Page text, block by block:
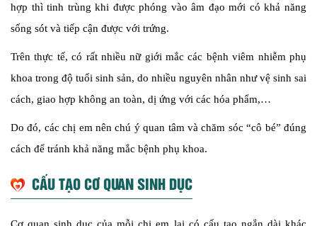
hợp thì tinh trùng khi được phóng vào âm đạo mới có khả năng
sống sót và tiếp cận được với trứng.
Trên thực tế, có rất nhiều nữ giới mắc các bệnh viêm nhiễm phụ
khoa trong độ tuổi sinh sản, do nhiều nguyên nhân như vệ sinh sai
cách, giao hợp không an toàn, dị ứng với các hóa phẩm,…
Do đó, các chị em nên chú ý quan tâm và chăm sóc “cô bé” đúng
cách để tránh khả năng mắc bệnh phụ khoa.
CẤU TẠO CƠ QUAN SINH DỤC
Cơ quan sinh dục của mỗi chị em lại có cấu tạo ngắn dài khác